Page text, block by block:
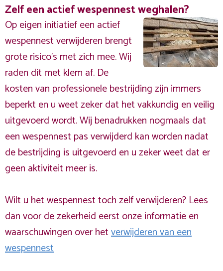
Zelf een actief wespennest weghalen?
Op eigen initiatief een actief
wespennest verwijderen brengt
grote risico’s met zich mee. Wij
raden dit met klem af. De
kosten van professionele bestrijding zijn immers
beperkt en u weet zeker dat het vakkundig en veilig
uitgevoerd wordt. Wij benadrukken nogmaals dat
een wespennest pas verwijderd kan worden nadat
de bestrijding is uitgevoerd en u zeker weet dat er
geen aktiviteit meer is.
Wilt u het wespennest toch zelf verwijderen? Lees
dan voor de zekerheid eerst onze informatie en
waarschuwingen over hetverwijderen van een
wespennest